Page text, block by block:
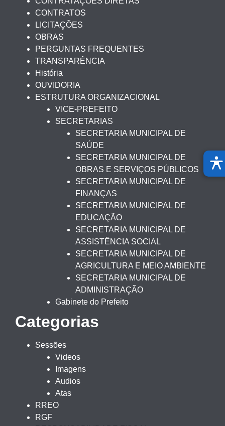
CONTRATOS
LICITAÇÕES
OBRAS
PERGUNTAS FREQUENTES
TRANSPARÊNCIA
História
OUVIDORIA
ESTRUTURA ORGANIZACIONAL
VICE-PREFEITO
SECRETARIAS
SECRETARIA MUNICIPAL DE
SAÚDE
SECRETARIA MUNICIPAL DE
OBRAS E SERVIÇOS PÚBLICOS
SECRETARIA MUNICIPAL DE
FINANÇAS
SECRETARIA MUNICIPAL DE
EDUCAÇÃO
SECRETARIA MUNICIPAL DE
ASSISTÊNCIA SOCIAL
SECRETARIA MUNICIPAL DE
AGRICULTURA E MEIO AMBIENTE
SECRETARIA MUNICIPAL DE
ADMINISTRAÇÃO
Gabinete do Prefeito
Categorias
Sessões
Videos
Imagens
Audios
Atas
RREO
RGF